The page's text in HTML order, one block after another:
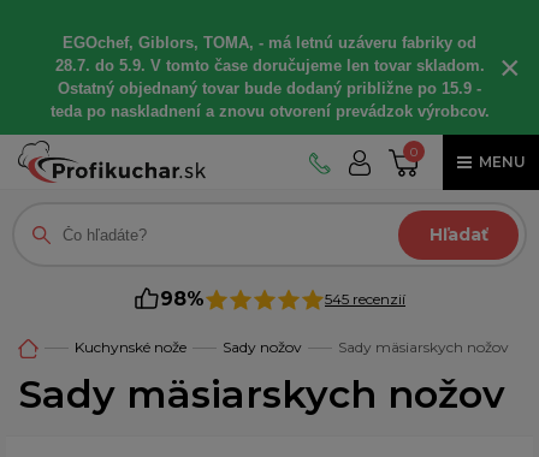
EGOchef, Giblors, TOMA, - má letnú uzáveru fabriky od
28.7. do 5.9. V tomto čase doručujeme len tovar skladom.
Ostatný objednaný tovar bude dodaný približne po 15.9 -
teda po naskladnení a znovu otvorení prevádzok výrobcov.
×
0
MENU
Hľadať
98% 545 recenzií
Kuchynské nože Sady nožov Sady mäsiarskych nožov
Sady mäsiarskych nožov